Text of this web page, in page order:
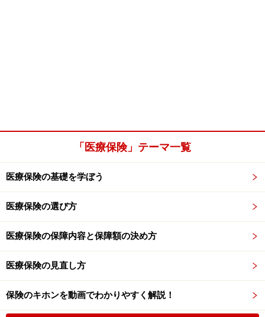
「医療保険」テーマ一覧
医療保険の基礎を学ぼう
医療保険の選び方
医療保険の保障内容と保障額の決め方
医療保険の見直し方
保険のキホンを動画でわかりやすく解説！